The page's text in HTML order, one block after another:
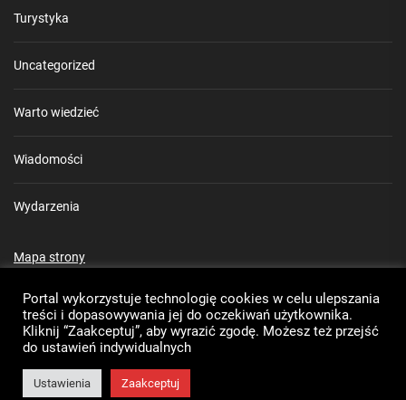
Turystyka
Uncategorized
Warto wiedzieć
Wiadomości
Wydarzenia
Mapa strony
Rozkład jazdy MZK Puławy
Portal wykorzystuje technologię cookies w celu ulepszania
treści i dopasowywania jej do oczekiwań użytkownika.
Kliknij “Zaakceptuj”, aby wyrazić zgodę. Możesz też przejść
do ustawień indywidualnych
Ustawienia Zaakceptuj